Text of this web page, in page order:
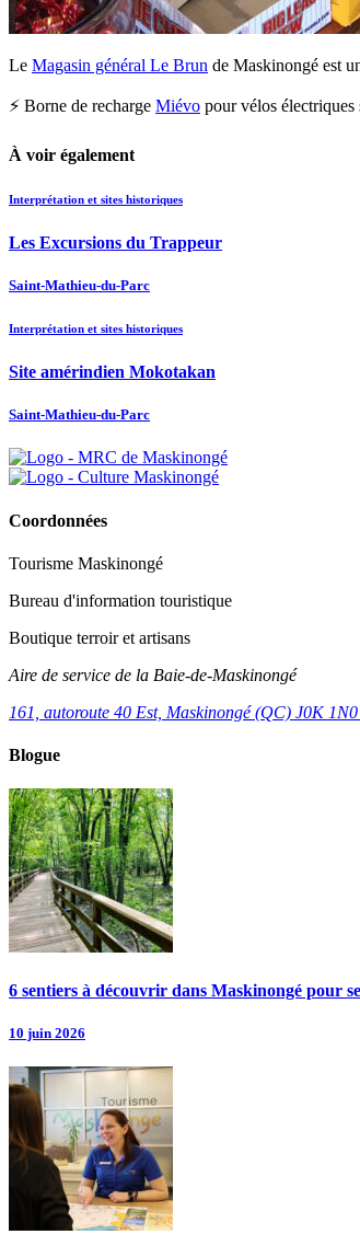
Le Magasin général Le Brun de Maskinongé est
⚡ Borne de recharge Miévo pour vélos électriques
À voir également
Interprétation et sites historiques
Les Excursions du Trappeur
Saint-Mathieu-du-Parc
Interprétation et sites historiques
Site amérindien Mokotakan
Saint-Mathieu-du-Parc
Coordonnées
Tourisme Maskinongé
Bureau d'information touristique
Boutique terroir et artisans
Aire de service de la Baie-de-Maskinongé
161, autoroute 40 Est, Maskinongé (QC) J0K 1N0
Blogue
6 sentiers à découvrir dans Maskinongé pour
10 juin 2026